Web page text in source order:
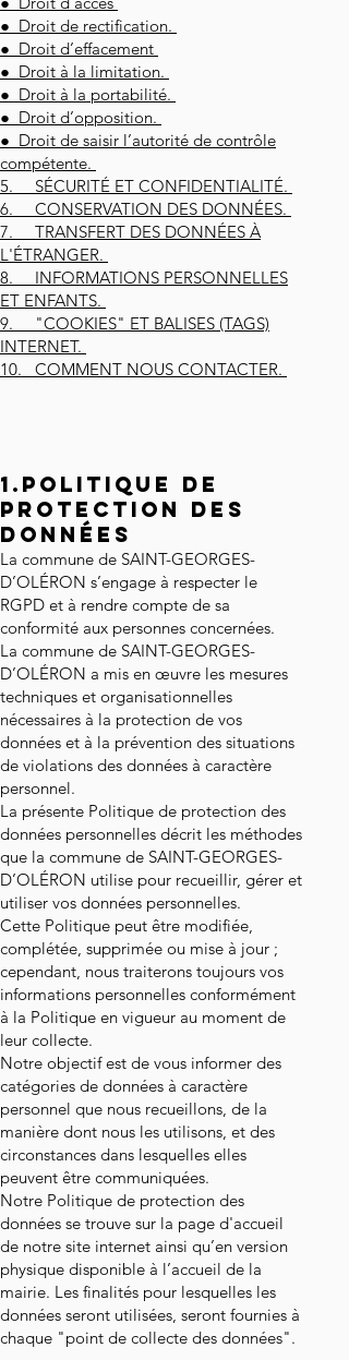
● Droit de rectification.
● Droit d’effacement
● Droit à la limitation.
● Droit à la portabilité.
● Droit d’opposition.
● Droit de saisir l’autorité de contrôle
compétente.
5. SÉCURITÉ ET CONFIDENTIALITÉ.
6. CONSERVATION DES DONNÉES.
7. TRANSFERT DES DONNÉES À
L'ÉTRANGER.
8. INFORMATIONS PERSONNELLES
ET ENFANTS.
9. "COOKIES" ET BALISES (TAGS)
INTERNET.
10. COMMENT NOUS CONTACTER.
1.POLITIQUE DE
PROTECTION DES
DONNÉES
La commune de SAINT-GEORGES-
D’OLÉRON s’engage à respecter le
RGPD et à rendre compte de sa
conformité aux personnes concernées.
La commune de SAINT-GEORGES-
D’OLÉRON a mis en œuvre les mesures
techniques et organisationnelles
nécessaires à la protection de vos
données et à la prévention des situations
de violations des données à caractère
personnel.
La présente Politique de protection des
données personnelles décrit les méthodes
que la commune de SAINT-GEORGES-
D’OLÉRON utilise pour recueillir, gérer et
utiliser vos données personnelles.
Cette Politique peut être modifiée,
complétée, supprimée ou mise à jour ;
cependant, nous traiterons toujours vos
informations personnelles conformément
à la Politique en vigueur au moment de
leur collecte.
Notre objectif est de vous informer des
catégories de données à caractère
personnel que nous recueillons, de la
manière dont nous les utilisons, et des
circonstances dans lesquelles elles
peuvent être communiquées.
Notre Politique de protection des
données se trouve sur la page d'accueil
de notre site internet ainsi qu’en version
physique disponible à l’accueil de la
mairie. Les finalités pour lesquelles les
données seront utilisées, seront fournies à
chaque "point de collecte des données".